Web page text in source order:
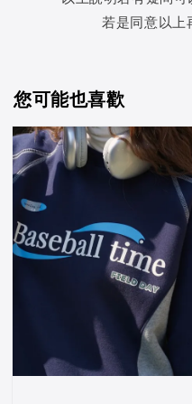
若是同意以上
您可能也喜歡